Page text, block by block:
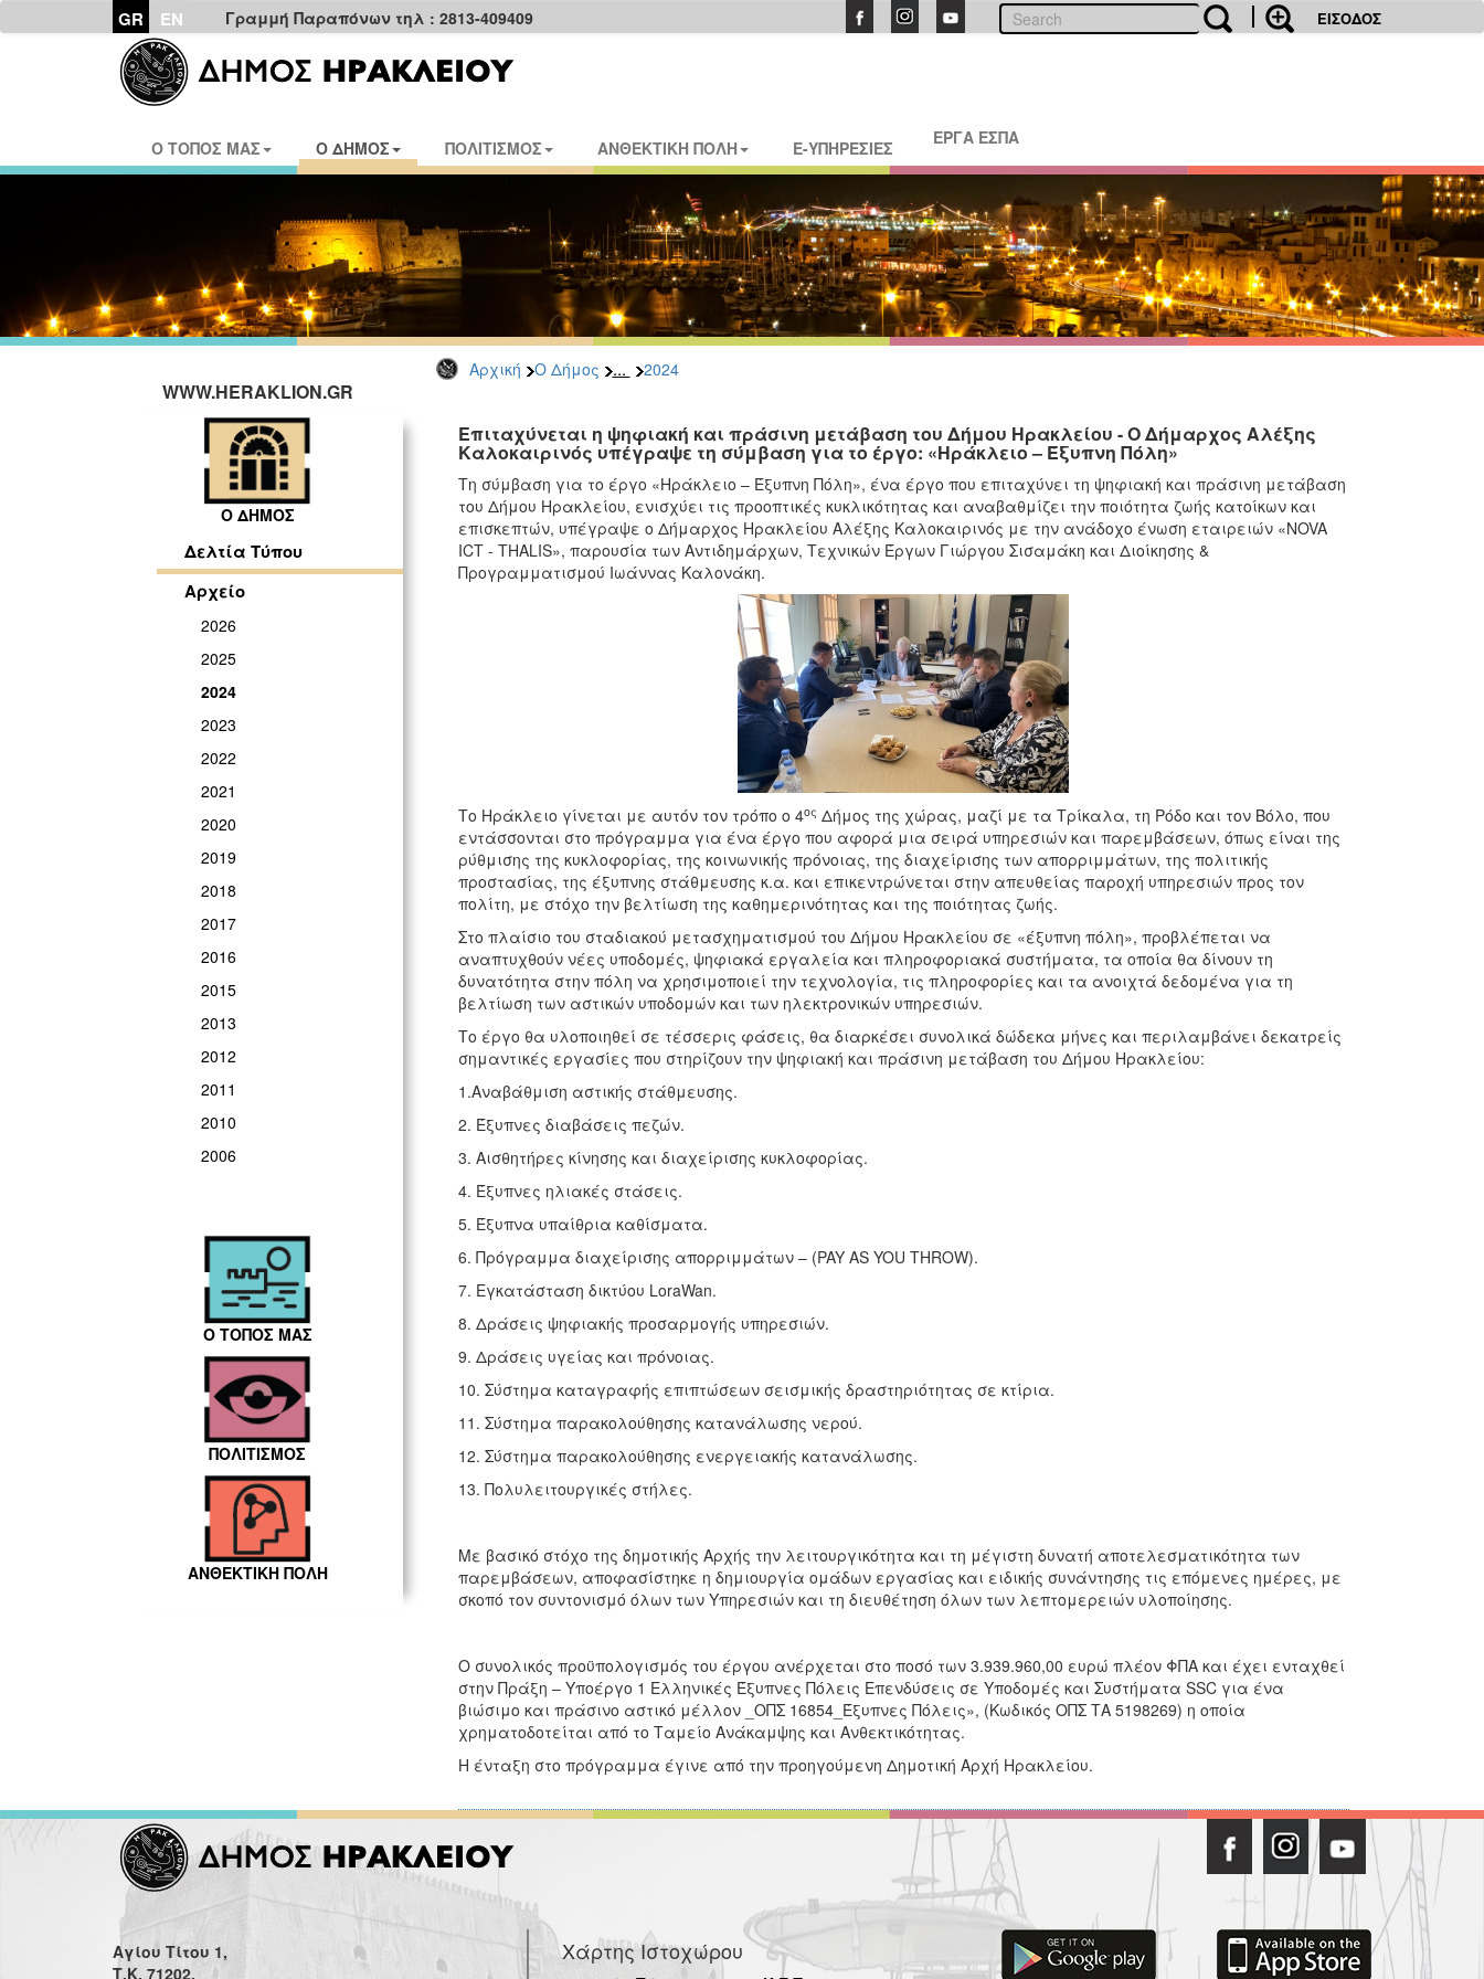
GR EN Γραμμή Παραπόνων τηλ : 2813-409409 ΕΙΣΟΔΟΣ
Ο ΤΟΠΟΣ ΜΑΣ Ο ΔΗΜΟΣ ΠΟΛΙΤΙΣΜΟΣ ΑΝΘΕΚΤΙΚΗ ΠΟΛΗ E-ΥΠΗΡΕΣΙΕΣ ΕΡΓΑ ΕΣΠΑ
Αρχική Ο Δήμος ... 2024
WWW.HERAKLION.GR
Ο ΔΗΜΟΣ
Δελτία Τύπου
Αρχείο
2026
2025
2024
2023
2022
2021
2020
2019
2018
2017
2016
2015
2013
2012
2011
2010
2006
Ο ΤΟΠΟΣ ΜΑΣ
ΠΟΛΙΤΙΣΜΟΣ
ΑΝΘΕΚΤΙΚΗ ΠΟΛΗ
Επιταχύνεται η ψηφιακή και πράσινη μετάβαση του Δήμου Ηρακλείου - Ο Δήμαρχος Αλέξης
Καλοκαιρινός υπέγραψε τη σύμβαση για το έργο: «Ηράκλειο – Έξυπνη Πόλη»
Τη σύμβαση για το έργο «Ηράκλειο – Έξυπνη Πόλη», ένα έργο που επιταχύνει τη ψηφιακή και πράσινη μετάβαση
του Δήμου Ηρακλείου, ενισχύει τις προοπτικές κυκλικότητας και αναβαθμίζει την ποιότητα ζωής κατοίκων και
επισκεπτών, υπέγραψε ο Δήμαρχος Ηρακλείου Αλέξης Καλοκαιρινός με την ανάδοχο ένωση εταιρειών «NOVA
ICT - THALIS», παρουσία των Αντιδημάρχων, Τεχνικών Έργων Γιώργου Σισαμάκη και Διοίκησης &
Προγραμματισμού Ιωάννας Καλονάκη.
Το Ηράκλειο γίνεται με αυτόν τον τρόπο ο 4ος Δήμος της χώρας, μαζί με τα Τρίκαλα, τη Ρόδο και τον Βόλο, που
εντάσσονται στο πρόγραμμα για ένα έργο που αφορά μια σειρά υπηρεσιών και παρεμβάσεων, όπως είναι της
ρύθμισης της κυκλοφορίας, της κοινωνικής πρόνοιας, της διαχείρισης των απορριμμάτων, της πολιτικής
προστασίας, της έξυπνης στάθμευσης κ.α. και επικεντρώνεται στην απευθείας παροχή υπηρεσιών προς τον
πολίτη, με στόχο την βελτίωση της καθημερινότητας και της ποιότητας ζωής.
Στο πλαίσιο του σταδιακού μετασχηματισμού του Δήμου Ηρακλείου σε «έξυπνη πόλη», προβλέπεται να
αναπτυχθούν νέες υποδομές, ψηφιακά εργαλεία και πληροφοριακά συστήματα, τα οποία θα δίνουν τη
δυνατότητα στην πόλη να χρησιμοποιεί την τεχνολογία, τις πληροφορίες και τα ανοιχτά δεδομένα για τη
βελτίωση των αστικών υποδομών και των ηλεκτρονικών υπηρεσιών.
Το έργο θα υλοποιηθεί σε τέσσερις φάσεις, θα διαρκέσει συνολικά δώδεκα μήνες και περιλαμβάνει δεκατρείς
σημαντικές εργασίες που στηρίζουν την ψηφιακή και πράσινη μετάβαση του Δήμου Ηρακλείου:
1.Αναβάθμιση αστικής στάθμευσης.
2. Έξυπνες διαβάσεις πεζών.
3. Αισθητήρες κίνησης και διαχείρισης κυκλοφορίας.
4. Έξυπνες ηλιακές στάσεις.
5. Έξυπνα υπαίθρια καθίσματα.
6. Πρόγραμμα διαχείρισης απορριμμάτων – (PAY AS YOU THROW).
7. Εγκατάσταση δικτύου LoraWan.
8. Δράσεις ψηφιακής προσαρμογής υπηρεσιών.
9. Δράσεις υγείας και πρόνοιας.
10. Σύστημα καταγραφής επιπτώσεων σεισμικής δραστηριότητας σε κτίρια.
11. Σύστημα παρακολούθησης κατανάλωσης νερού.
12. Σύστημα παρακολούθησης ενεργειακής κατανάλωσης.
13. Πολυλειτουργικές στήλες.
Με βασικό στόχο της δημοτικής Αρχής την λειτουργικότητα και τη μέγιστη δυνατή αποτελεσματικότητα των
παρεμβάσεων, αποφασίστηκε η δημιουργία ομάδων εργασίας και ειδικής συνάντησης τις επόμενες ημέρες, με
σκοπό τον συντονισμό όλων των Υπηρεσιών και τη διευθέτηση όλων των λεπτομερειών υλοποίησης.
Ο συνολικός προϋπολογισμός του έργου ανέρχεται στο ποσό των 3.939.960,00 ευρώ πλέον ΦΠΑ και έχει ενταχθεί
στην Πράξη – Υποέργο 1 Ελληνικές Έξυπνες Πόλεις Επενδύσεις σε Υποδομές και Συστήματα SSC για ένα
βιώσιμο και πράσινο αστικό μέλλον _ΟΠΣ 16854_Έξυπνες Πόλεις», (Κωδικός ΟΠΣ ΤΑ 5198269) η οποία
χρηματοδοτείται από το Ταμείο Ανάκαμψης και Ανθεκτικότητας.
Η ένταξη στο πρόγραμμα έγινε από την προηγούμενη Δημοτική Αρχή Ηρακλείου.
Αγίου Τίτου 1,
Τ.Κ. 71202,
Χάρτης Ιστοχώρου